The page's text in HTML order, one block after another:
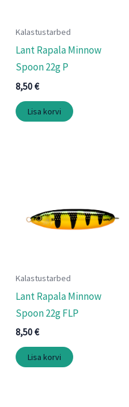
Kalastustarbed
Lant Rapala Minnow
Spoon 22g P
8,50€
Lisa korvi
Kalastustarbed
Lant Rapala Minnow
Spoon 22g FLP
8,50€
Lisa korvi